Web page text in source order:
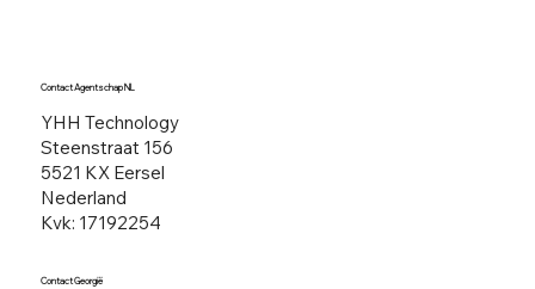
Contact Agentschap NL
YHH Technology
Steenstraat 156​
5521 KX Eersel
Nederland
Kvk: 17192254
Contact Georgië